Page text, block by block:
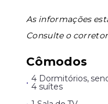
As informações
Consulte o
Cômodos
• 4 Dormitórios,
4 suítes